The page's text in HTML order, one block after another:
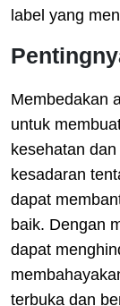
label yang
Membedakan
untuk
kesehatan
kesadaran
dapat
baik. Dengan
dapat
terbuka dan